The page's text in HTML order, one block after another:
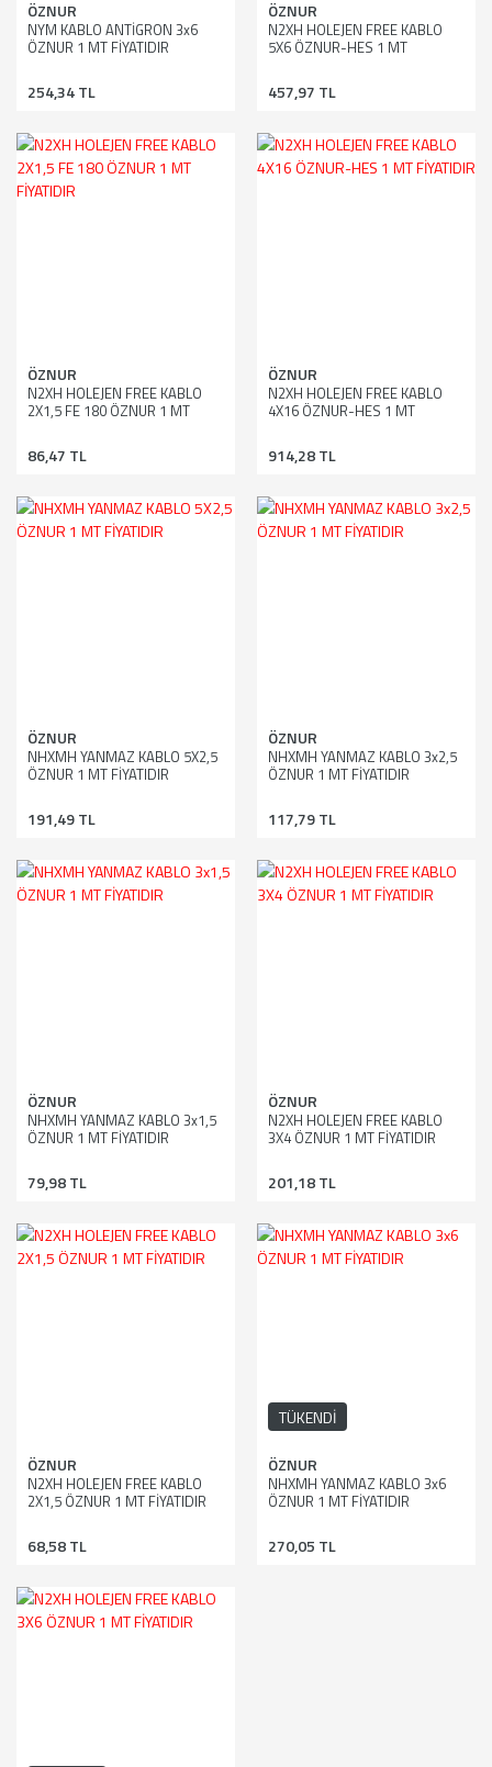
ÖZNUR
NYM KABLO ANTİGRON 3x6
ÖZNUR 1 MT FİYATIDIR
254,34 TL
ÖZNUR
N2XH HOLEJEN FREE KABLO
5X6 ÖZNUR-HES 1 MT
457,97 TL
ÖZNUR
N2XH HOLEJEN FREE KABLO
2X1,5 FE 180 ÖZNUR 1 MT
86,47 TL
ÖZNUR
N2XH HOLEJEN FREE KABLO
4X16 ÖZNUR-HES 1 MT
914,28 TL
ÖZNUR
NHXMH YANMAZ KABLO 5X2,5
ÖZNUR 1 MT FİYATIDIR
191,49 TL
ÖZNUR
NHXMH YANMAZ KABLO 3x2,5
ÖZNUR 1 MT FİYATIDIR
117,79 TL
ÖZNUR
NHXMH YANMAZ KABLO 3x1,5
ÖZNUR 1 MT FİYATIDIR
79,98 TL
ÖZNUR
N2XH HOLEJEN FREE KABLO
3X4 ÖZNUR 1 MT FİYATIDIR
201,18 TL
ÖZNUR
N2XH HOLEJEN FREE KABLO
2X1,5 ÖZNUR 1 MT FİYATIDIR
68,58 TL
TÜKENDİ
ÖZNUR
NHXMH YANMAZ KABLO 3x6
ÖZNUR 1 MT FİYATIDIR
270,05 TL